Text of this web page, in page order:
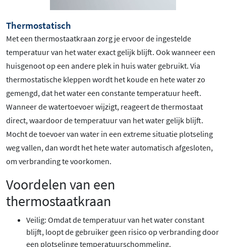
Thermostatisch
Met een thermostaatkraan zorg je ervoor de ingestelde
temperatuur van het water exact gelijk blijft. Ook wanneer een
huisgenoot op een andere plek in huis water gebruikt. Via
thermostatische kleppen wordt het koude en hete water zo
gemengd, dat het water een constante temperatuur heeft.
Wanneer de watertoevoer wijzigt, reageert de thermostaat
direct, waardoor de temperatuur van het water gelijk blijft.
Mocht de toevoer van water in een extreme situatie plotseling
weg vallen, dan wordt het hete water automatisch afgesloten,
om verbranding te voorkomen.
Voordelen van een
thermostaatkraan
Veilig: Omdat de temperatuur van het water constant
blijft, loopt de gebruiker geen risico op verbranding door
een plotselinge temperatuurschommeling.